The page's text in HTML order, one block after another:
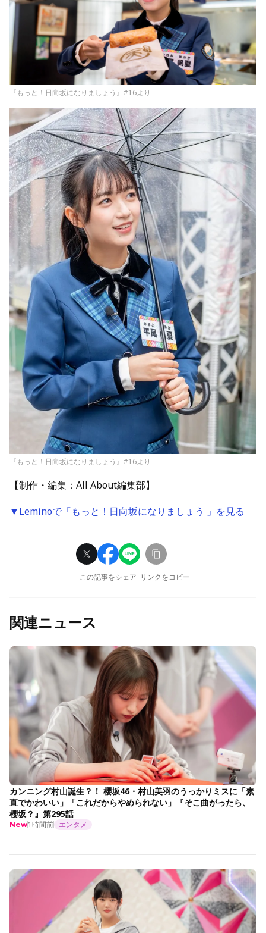
『もっと！日向坂になりましょう』#16より
『もっと！日向坂になりましょう』#16より
【制作・編集：All About編集部】
▼Leminoで「もっと！日向坂になりましょう 」を見る
この記事をシェア リンクをコピー
関連ニュース
カンニング村山誕生？！ 櫻坂46・村山美羽のうっかりミスに「素
直でかわいい」「これだからやめられない」『そこ曲がったら、
櫻坂？』第295話
New1時間前 エンタメ